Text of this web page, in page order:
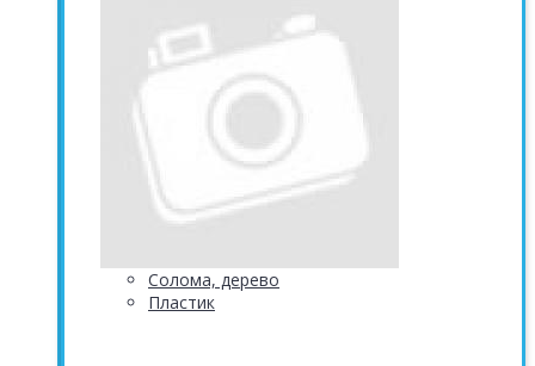
Солома, дерево
Пластик